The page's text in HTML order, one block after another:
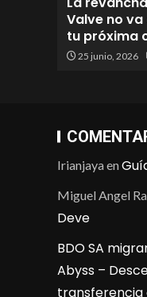
Valve no
tu próxima
25 junio, 2026
Irianjayaen
Miguel Angel
Deve
BDO SA
Abyss –
transferencia